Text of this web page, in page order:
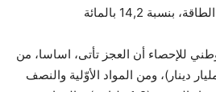
للإحصاء أن العجز تأتى، اساسا، من
(عجز بحوالي 3،7 مليار دينار)، ومن المواد الأوّلية والنصف